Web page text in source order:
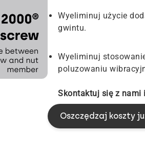
Wyeliminuj użycie
gwintu.
Wyeliminuj
poluzowaniu
Skontaktuj się z nami
Oszczędzaj koszty